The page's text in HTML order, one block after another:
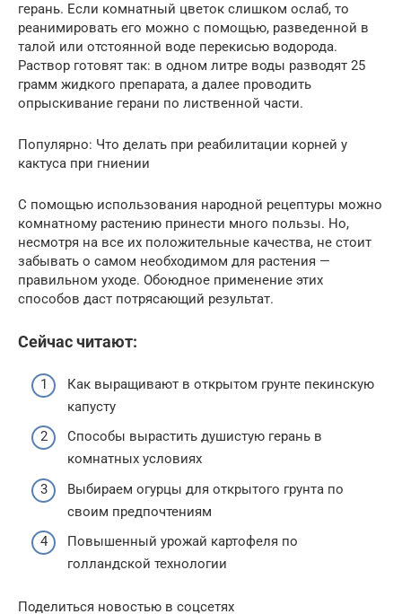
герань. Если комнатный цветок слишком ослаб, то
реанимировать его можно с помощью, разведенной в
талой или отстоянной воде перекисью водорода.
Раствор готовят так: в одном литре воды разводят 25
грамм жидкого препарата, а далее проводить
опрыскивание герани по лиственной части.
Популярно: Что делать при реабилитации корней у
кактуса при гниении
С помощью использования народной рецептуры можно
комнатному растению принести много пользы. Но,
несмотря на все их положительные качества, не стоит
забывать о самом необходимом для растения —
правильном уходе. Обоюдное применение этих
способов даст потрясающий результат.
Сейчас читают:
Как выращивают в открытом грунте пекинскую
капусту
Способы вырастить душистую герань в
комнатных условиях
Выбираем огурцы для открытого грунта по
своим предпочтениям
Повышенный урожай картофеля по
голландской технологии
Поделиться новостью в соцсетях